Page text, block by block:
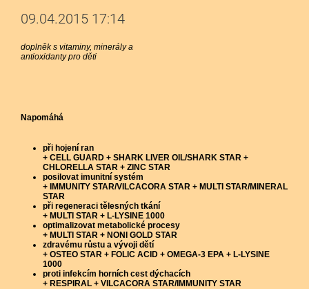
09.04.2015 17:14
doplněk s vitaminy, minerály a
antioxidanty pro děti
Napomáhá
při hojení ran
+ CELL GUARD + SHARK LIVER OIL/SHARK STAR +
CHLORELLA STAR + ZINC STAR
posilovat imunitní systém
+ IMMUNITY STAR/VILCACORA STAR + MULTI STAR/MINERAL
STAR
při regeneraci tělesných tkání
+ MULTI STAR + L-LYSINE 1000
optimalizovat metabolické procesy
+ MULTI STAR + NONI GOLD STAR
zdravému růstu a vývoji dětí
+ OSTEO STAR + FOLIC ACID + OMEGA-3 EPA + L-LYSINE
1000
proti infekcím horních cest dýchacích
+ RESPIRAL + VILCACORA STAR/IMMUNITY STAR